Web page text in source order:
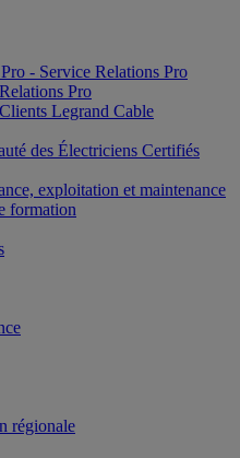
- Service Relations Pro
Pro
Legrand Cable
des Électriciens Certifiés
exploitation et maintenance
formation
régionale